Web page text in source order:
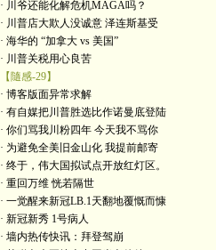
· 川爷还能化解危机MAGA吗？
· 川普店大欺人没诚意 泽连斯基受
· 海华的 “加拿大 vs 美国”
· 川普关税用心良苦
【隨感-29】
· 博客版面异常求解
· 有自媒把川普胜选比作诺曼底登陆
· 你们骂我川粉四年 今天我不骂你
· 为避免全美旧金山化 我提前邮寄
· 终于，伟大国拟试点开放红灯区。
· 重回万维 恍若隔世
· 一觉醒来新冠LB.1天翻地覆慨而慷
· 新冠新秀 1号病人
· 墙内热传快讯：拜登驾崩